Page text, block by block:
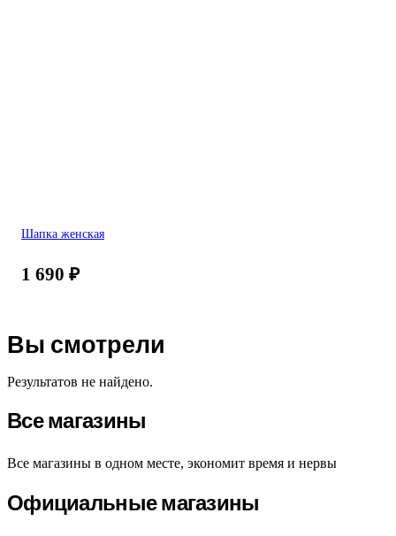
Шапка женская
1 690 ₽
Вы смотрели
Результатов не найдено.
Все магазины
Все магазины в одном месте, экономит время и нервы
Официальные магазины